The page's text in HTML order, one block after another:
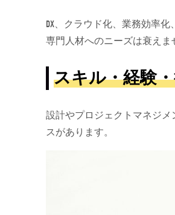
DX、クラウド化、業務効率
専門人材へのニーズは衰えま
スキル・経験
設計やプロジェクトマネジ
スがあります。